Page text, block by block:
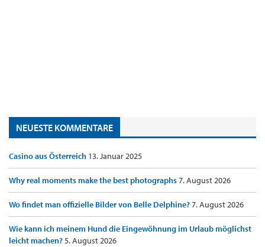
NEUESTE KOMMENTARE
Casino aus Österreich 13. Januar 2025
Why real moments make the best photographs7. August 2026
Wo findet man offizielle Bilder von Belle Delphine?7. August 2026
Wie kann ich meinem Hund die Eingewöhnung im Urlaub möglichst
leicht machen?5. August 2026